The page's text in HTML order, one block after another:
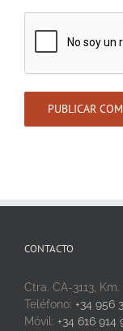
CONTACTO
Ctra. CA-3113,
Teléfono: +34 956
Móvil: +34 616 914